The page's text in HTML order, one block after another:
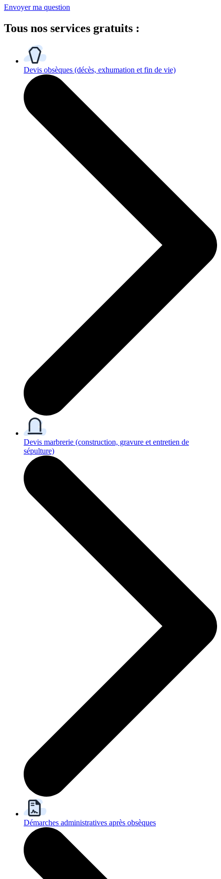
Envoyer ma question
Tous nos services gratuits :
Devis obsèques (décès, exhumation et fin de vie)
Devis marbrerie (construction, gravure et entretien de
sépulture)
Démarches administratives après obsèques